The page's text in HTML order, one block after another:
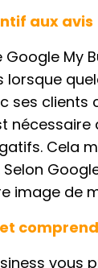
aux avis
Google My
lorsque
ses clients
Cela
image de
vous